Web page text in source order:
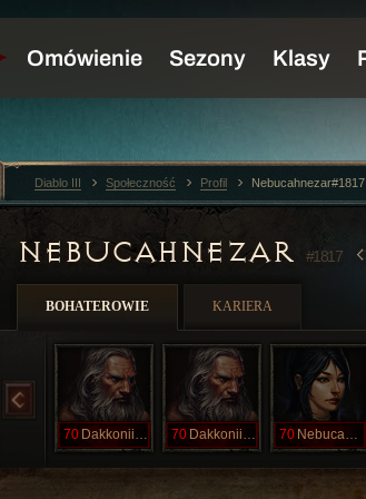
NEBUCAHNEZAR #1817
BOHATEROWIE KARIERA
70 DakkoniilVek 70 Dakkoniilvek 70 Nebucahnezah
Diablo III Społeczność Profil Nebucahnezar#1817